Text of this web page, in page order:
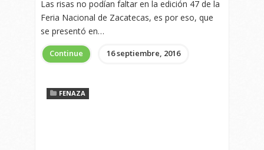
Las risas no podían faltar en la edición 47 de la
Feria Nacional de Zacatecas, es por eso, que
se presentó en…
Continue 16 septiembre, 2016
FENAZA